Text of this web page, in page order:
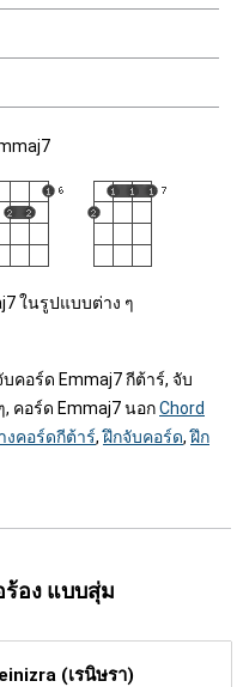
ในรูปแบบต่าง ๆ
คอร์ด Emmaj7 กีต้าร์, จับ
, คอร์ด Emmaj7 นอกChord
งคอร์ดกีต้าร์,ฝึกจับคอร์ด,ฝึก
ร้อง แบบสุ่ม
(เรนิษรา)